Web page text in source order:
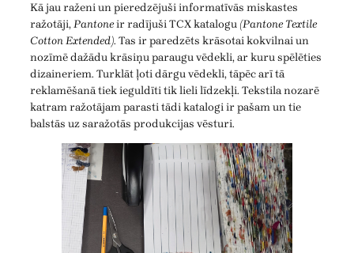
Kā jau raženi un pieredzējuši informatīvās miskastes
ražotāji,Pantoneir radījuši TCX katalogu (Pantone Textile
Cotton Extended). Tas ir paredzēts krāsotai kokvilnai un
nozīmē dažādu krāsiņu paraugu vēdekli, ar kuru spēlēties
dizaineriem. Turklāt ļoti dārgu vēdekli, tāpēc arī tā
reklamēšanā tiek ieguldīti tik lieli līdzekļi. Tekstila nozarē
katram ražotājam parasti tādi katalogi ir pašam un tie
balstās uz saražotās produkcijas vēsturi.